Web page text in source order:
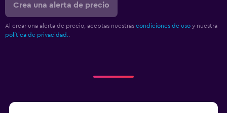
Crea una alerta de precio
Al crear una alerta de precio, aceptas nuestras condiciones de uso y nuestra
política de privacidad.